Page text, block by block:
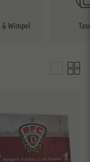
& Wimpel